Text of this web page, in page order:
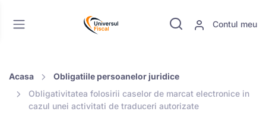
Contul meu
Acasa
Obligatiile persoanelor juridice
Obligativitatea folosirii caselor de marcat electronice in
cazul unei activitati de traduceri autorizate